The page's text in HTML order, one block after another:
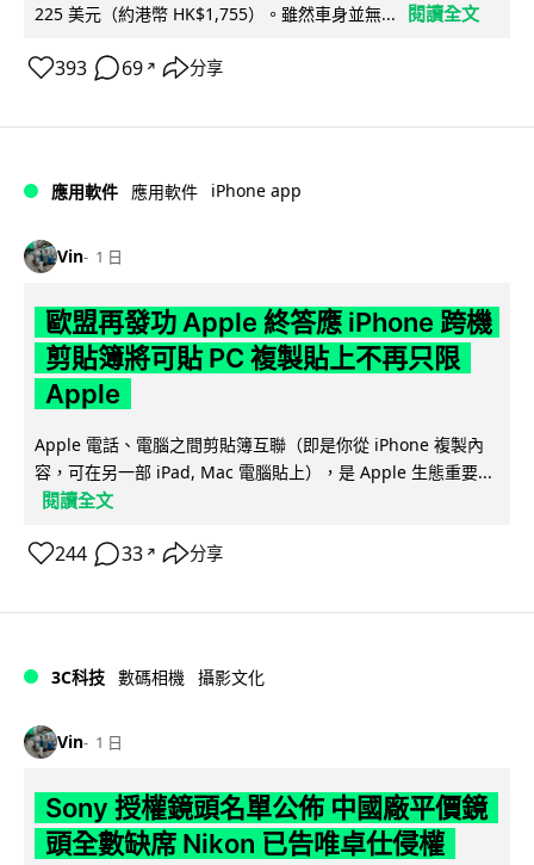
225 美元（約港幣 HK$1,755）。雖然車身並無...
閱讀全文
393 69 ↗ 分享
應用軟件 應用軟件 iPhone app
Vin 1 日
歐盟再發功 Apple 終答應 iPhone 跨機
剪貼簿將可貼 PC 複製貼上不再只限
Apple
Apple 電話、電腦之間剪貼簿互聯（即是你從 iPhone 複製內
容，可在另一部 iPad, Mac 電腦貼上），是 Apple 生態重要...
閱讀全文
244 33 ↗ 分享
3C科技 數碼相機 攝影文化
Vin 1 日
Sony 授權鏡頭名單公佈 中國廠平價鏡
頭全數缺席 Nikon 已告唯卓仕侵權